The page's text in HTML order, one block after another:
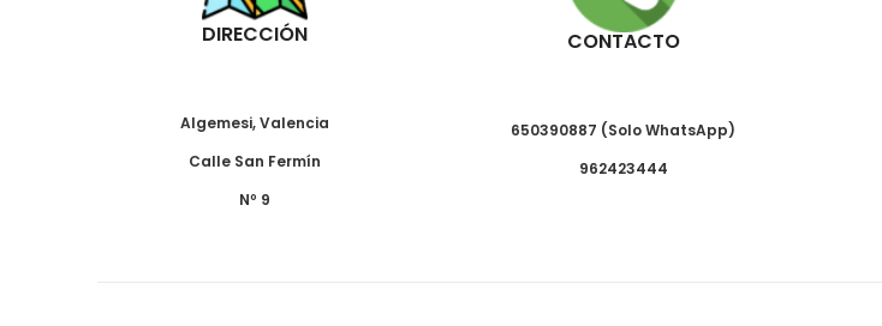
DIRECCIÓN
Algemesi, Valencia
Calle San Fermín
Nº 9
CONTACTO
650390887 (Solo WhatsApp)
962423444